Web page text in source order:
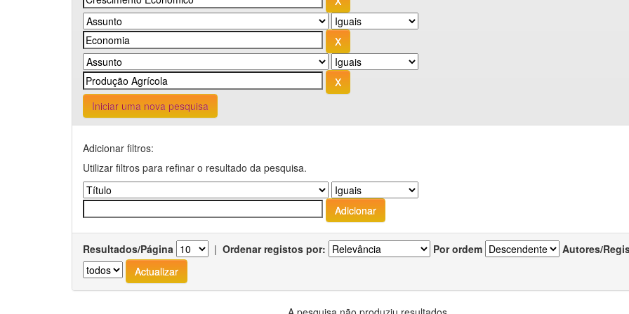
Iniciar uma nova pesquisa
Adicionar filtros:
Utilizar filtros para refinar o resultado da pesquisa.
Resultados/Página | Ordenar registos por: Por ordem Autores/